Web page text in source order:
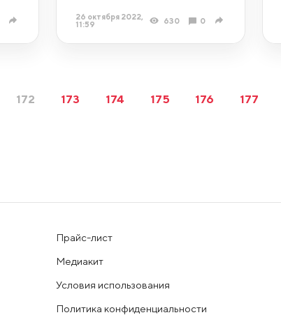
26 октября 2022,
11:59
630 0
172 173 174 175 176 177
Прайс-лист
Медиакит
Условия использования
Политика конфиденциальности